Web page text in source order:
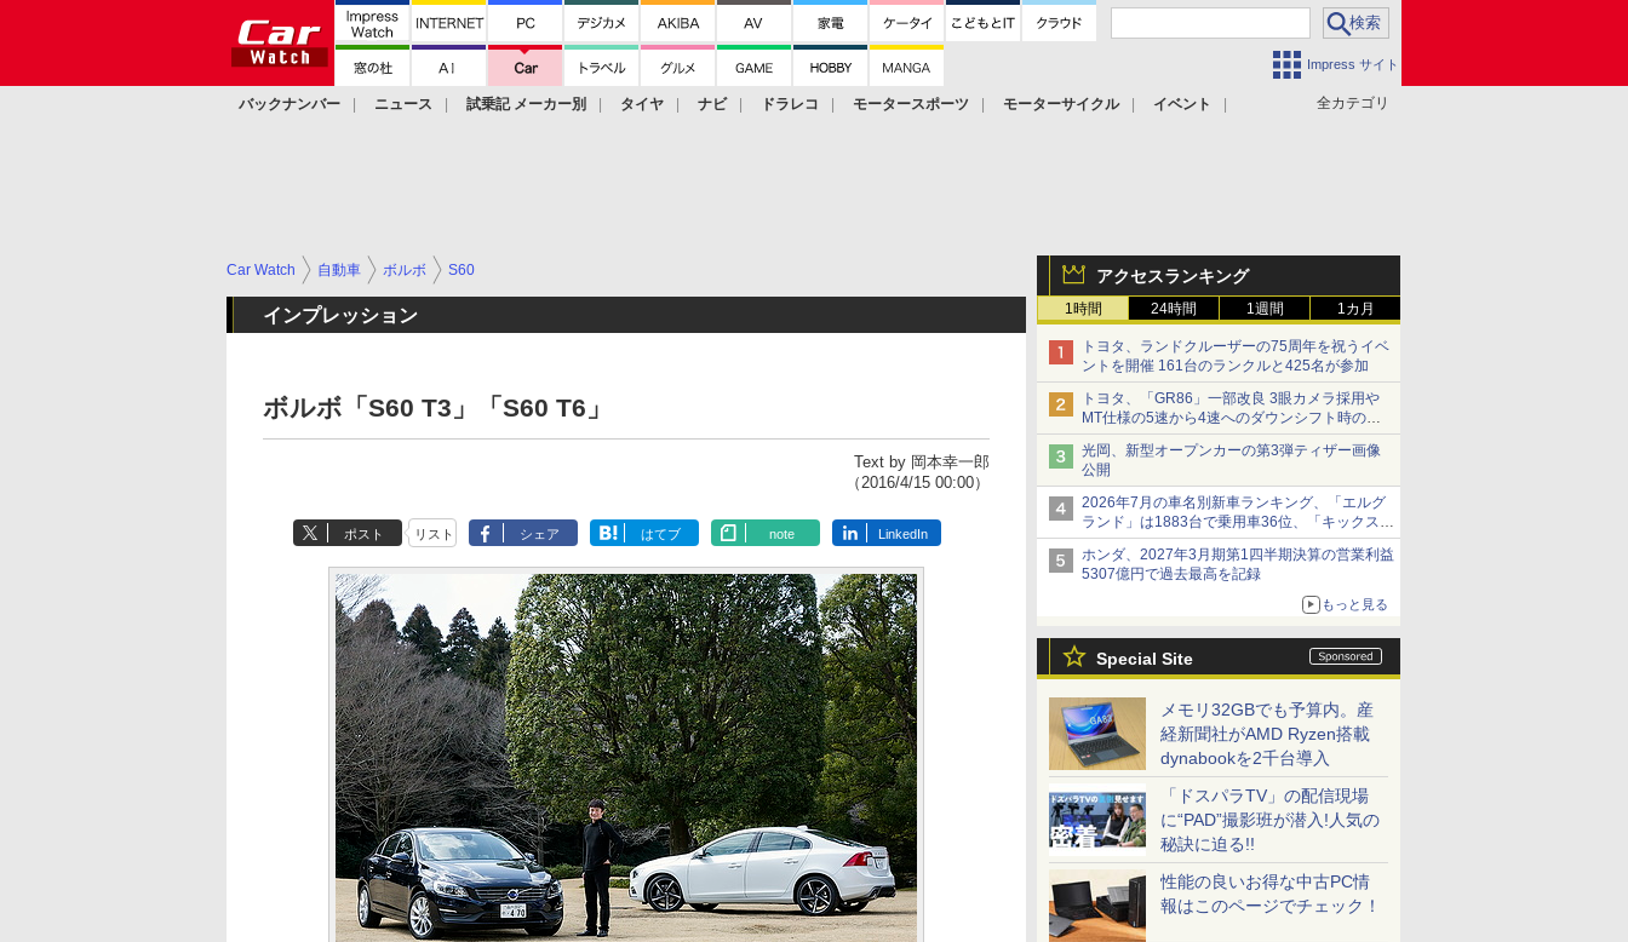
Impress サイト
全カテゴリ
バックナンバー ニュース 試乗記 メーカー別 タイヤ ナビ ドラレコ モータースポーツ モーターサイクル
イベント
アクセスランキング
1時間 24時間 1週間 1カ月
トヨタ、ランドクルーザーの75周年を祝うイベ
ントを開催 161台のランクルと425名が参加
トヨタ、「GR86」一部改良 3眼カメラ採用や
MT仕様の5速から4速へのダウンシフト時の操
作性向上など
光岡、新型オープンカーの第3弾ティザー画像
公開
2026年7月の車名別新車ランキング、「エルグ
ランド」は1883台で乗用車36位、「キックス」
は2591台で27位に
ホンダ、2027年3月期第1四半期決算の営業利益
5307億円で過去最高を記録
もっと見る
Special Site
メモリ32GBでも予算内。産
経新聞社がAMD Ryzen搭載
dynabookを2千台導入
「ドスパラTV」の配信現場
に“PAD”撮影班が潜入!人気の
秘訣に迫る!!
性能の良いお得な中古PC情
報はこのページでチェック！
Car Watch 自動車 ボルボ S60
インプレッション
ボルボ「S60 T3」「S60 T6」
Text by 岡本幸一郎
（2016/4/15 00:00）
ポスト リスト シェア はてブ note LinkedIn